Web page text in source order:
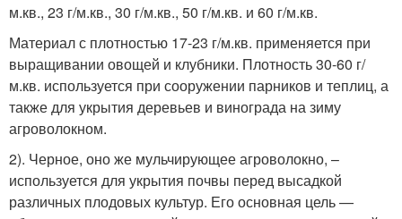
м.кв., 23 г/м.кв., 30 г/м.кв., 50 г/м.кв. и 60 г/м.кв.
Материал с плотностью 17-23 г/м.кв. применяется при
выращивании овощей и клубники. Плотность 30-60 г/
м.кв. используется при сооружении парников и теплиц, а
также для укрытия деревьев и винограда на зиму
агроволокном.
2). Черное, оно же мульчирующее агроволокно, –
используется для укрытия почвы перед высадкой
различных плодовых культур. Его основная цель —